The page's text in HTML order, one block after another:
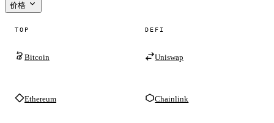
价格
TOP
Bitcoin
Ethereum
DEFI
Uniswap
Chainlink